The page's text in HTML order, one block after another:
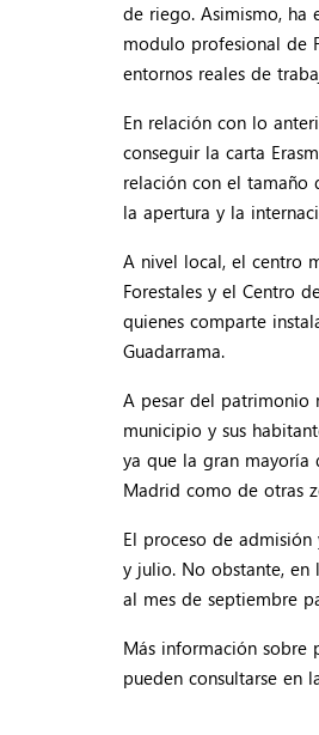
de riego. Asimismo, ha
modulo profesional de
entornos reales de
En relación con lo
conseguir la carta
relación con el tamaño
la apertura y la
A nivel local, el centro
Forestales y el Centro
quienes comparte
Guadarrama.
A pesar del patrimonio
municipio y sus
ya que la gran mayoría
Madrid como de otras
El proceso de
y julio. No obstante, en
al mes de septiembre
Más información sobre
pueden consultarse en